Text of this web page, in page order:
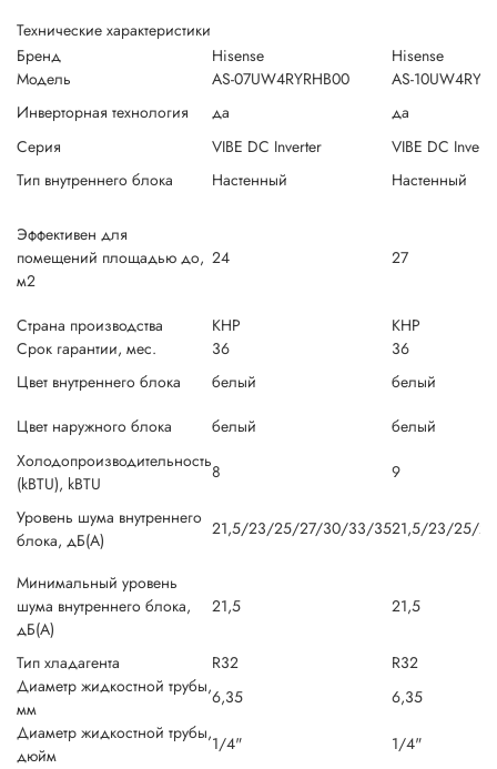
Технические характеристики
Бренд
Hisense
Hisense
Модель
AS-07UW4RYRHB00
AS-
Инверторная технология
да
да
Серия
VIBE DC Inverter
VIBE DC
Тип внутреннего блока
Настенный Настенный
Эффективен для
помещений площадью до,
м2
24 27
Страна производства КНР
КНР
Срок гарантии, мес.
36
36
Цвет внутреннего блока
белый
белый
Цвет наружного блока
белый
белый
Холодопроизводительность
(kBTU), kBTU
8 9
Уровень шума внутреннего
блока, дБ(А)
21,5/23/25/27/30/33/3521,5/23/25/
Минимальный уровень
шума внутреннего блока,
дБ(А)
21,5 21,5
Тип хладагента R32
R32
Диаметр жидкостной трубы,
мм
6,35
6,35
Диаметр жидкостной трубы,
дюйм
1/4" 1/4"